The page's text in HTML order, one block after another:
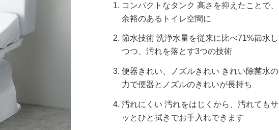
コンパクトなタンク 高さを抑えたことで、
余裕のあるトイレ空間に
節水技術 洗浄水量を従来に比べ71%節水し
つつ、汚れを落とす3つの技術
便器きれい、ノズルきれい きれい除菌水の
力で便器とノズルのきれいが長持ち
汚れにくい 汚れをはじくから、汚れてもサ
ッとひと拭きでお手入れできます